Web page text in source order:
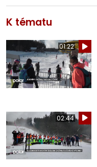
K tématu
01:22
02:44